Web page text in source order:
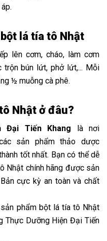
lá tía tô Nhật
lên cơm, cháo, làm cơm
trộn bún lứt, phở lứt,... Mỗi
½ muỗng cà phê.
Nhật ở đâu?
Đại Tiến Khang là nơi
sản phẩm thảo dược
tốt nhất. Bạn có thể dễ
Nhật chính hãng được sản
cực kỳ an toàn và chất
phẩm bột lá tía tô Nhật
Thực Dưỡng Hiện Đại Tiến